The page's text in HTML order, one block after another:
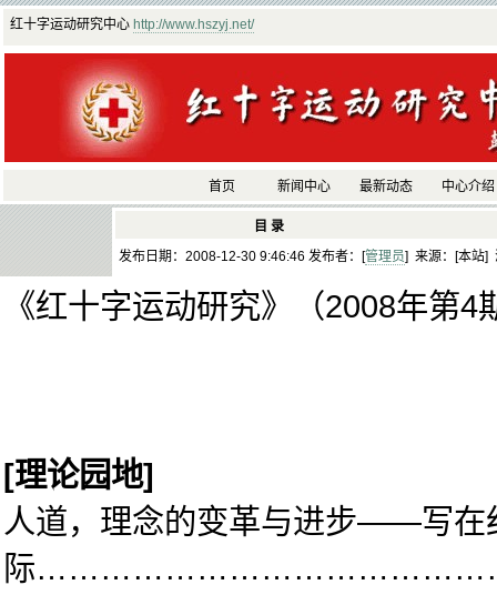
红十字运动研究中心 http://www.hszyj.net/
首页 新闻中心 最新动态 中心介绍
目 录
发布日期：2008-12-30 9:46:46 发布者：[管理员] 来源：[本站]
《红十字运动研究》（2008年第4
[理论园地]
人道，理念的变革与进步——写在
际